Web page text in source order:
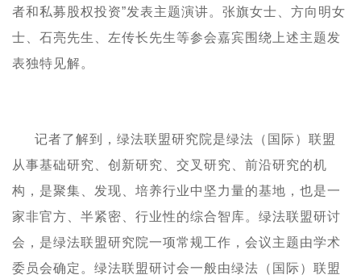
者和私募股权投资”发表主题演讲。张旗女士、方向明女
士、石亮先生、左传长先生等参会嘉宾围绕上述主题发
表独特见解。
记者了解到，绿法联盟研究院是绿法 （ 国际） 联盟
从事基础研究、 创新研究
、交叉研究、前沿研究的机
构，是聚集、发现、 培养行业中坚力量的基地 ，也是一
家非官方 、半紧密 、行业性的综合智库。 绿法联盟研讨
会，是绿法联盟研究院一项常规工作，会议主题由学术
委员会确定。绿法联盟研讨会一般由绿法（国际）联盟